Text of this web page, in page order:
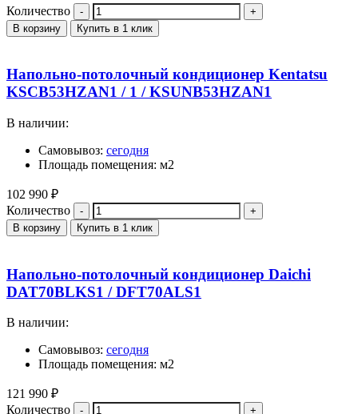
Количество
В корзину Купить в 1 клик
Напольно-потолочный кондиционер Kentatsu
KSCB53HZAN1 / 1 / KSUNB53HZAN1
В наличии:
Самовывоз: сегодня
Площадь помещения: м2
102 990 ₽
Количество
В корзину Купить в 1 клик
Напольно-потолочный кондиционер Daichi
DAT70BLKS1 / DFT70ALS1
В наличии:
Самовывоз: сегодня
Площадь помещения: м2
121 990 ₽
Количество